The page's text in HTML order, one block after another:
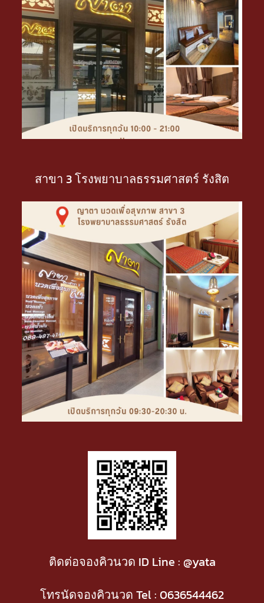
สาขา 3 โรงพยาบาลธรรมศาสตร์ รังสิต
ติดต่อจองคิวนวด ID Line : @yata
โทรนัดจองคิวนวด Tel : 0636544462